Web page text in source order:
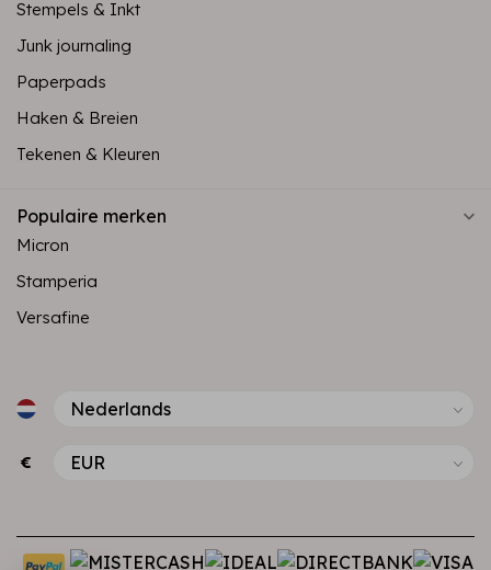
Stempels & Inkt
Junk journaling
Paperpads
Haken & Breien
Tekenen & Kleuren
Populaire merken
Micron
Stamperia
Versafine
€